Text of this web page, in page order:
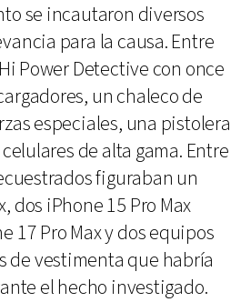
se incautaron diversos
para la causa. Entre
Power Detective con once
un chaleco de
especiales, una pistolera
de alta gama. Entre
figuraban un
dos iPhone 15 Pro Max
17 Pro Max y dos equipos
de vestimenta que habría
el hecho investigado.